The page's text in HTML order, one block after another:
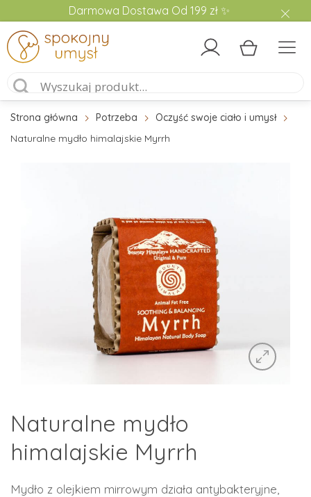
Darmowa Dostawa Od 199 zł ✨
Strona główna Potrzeba
Oczyść swoje ciało i umysł
Naturalne mydło himalajskie Myrrh
Naturalne mydło
himalajskie Myrrh
Mydło z olejkiem mirrowym działa antybakteryjne,